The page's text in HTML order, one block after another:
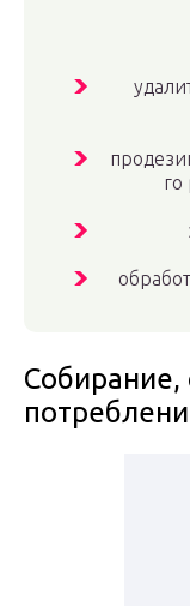
го